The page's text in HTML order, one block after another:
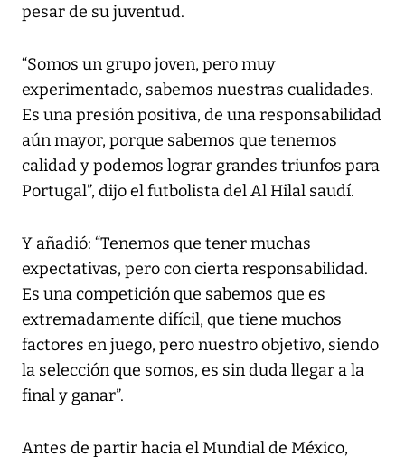
pesar de su juventud.
“Somos un grupo joven, pero muy
experimentado, sabemos nuestras cualidades.
Es una presión positiva, de una responsabilidad
aún mayor, porque sabemos que tenemos
calidad y podemos lograr grandes triunfos para
Portugal”, dijo el futbolista del Al Hilal saudí.
Y añadió: “Tenemos que tener muchas
expectativas, pero con cierta responsabilidad.
Es una competición que sabemos que es
extremadamente difícil, que tiene muchos
factores en juego, pero nuestro objetivo, siendo
la selección que somos, es sin duda llegar a la
final y ganar”.
Antes de partir hacia el Mundial de México,